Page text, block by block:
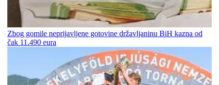
Zbog gomile neprijavljene gotovine državljaninu BiH kazna od
čak 11.490 eura